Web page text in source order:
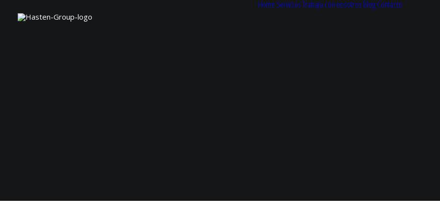
Home ServiciosTrabaja con nosotros BlogContacto